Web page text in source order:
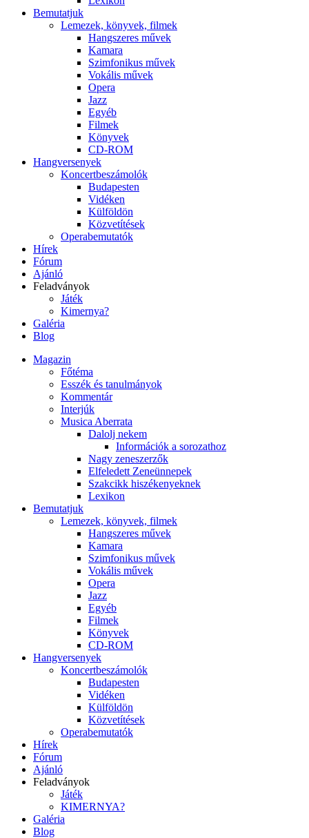
Bemutatjuk
Lemezek, könyvek, filmek
Hangszeres művek
Kamara
Szimfonikus művek
Vokális művek
Opera
Jazz
Egyéb
Filmek
Könyvek
CD-ROM
Hangversenyek
Koncertbeszámolók
Budapesten
Vidéken
Külföldön
Közvetítések
Operabemutatók
Hírek
Fórum
Ajánló
Feladványok
Játék
Kimernya?
Galéria
Blog
Magazin
Főtéma
Esszék és tanulmányok
Kommentár
Interjúk
Musica Aberrata
Dalolj nekem
Információk a sorozathoz
Nagy zeneszerzők
Elfeledett Zeneünnepek
Szakcikk hiszékenyeknek
Lexikon
Bemutatjuk
Lemezek, könyvek, filmek
Hangszeres művek
Kamara
Szimfonikus művek
Vokális művek
Opera
Jazz
Egyéb
Filmek
Könyvek
CD-ROM
Hangversenyek
Koncertbeszámolók
Budapesten
Vidéken
Külföldön
Közvetítések
Operabemutatók
Hírek
Fórum
Ajánló
Feladványok
Játék
KIMERNYA?
Galéria
Blog